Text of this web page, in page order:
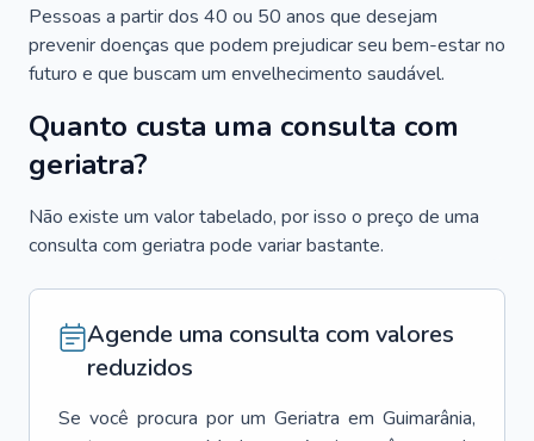
Pessoas a partir dos 40 ou 50 anos que desejam
prevenir doenças que podem prejudicar seu bem-estar no
futuro e que buscam um envelhecimento saudável.
Quanto custa uma consulta com
geriatra?
Não existe um valor tabelado, por isso o preço de uma
consulta com geriatra pode variar bastante.
Agende uma consulta com valores
reduzidos
Se você procura por um Geriatra em Guimarânia,